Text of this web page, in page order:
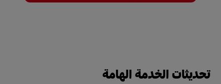
تحديثات الخدمة الهامة